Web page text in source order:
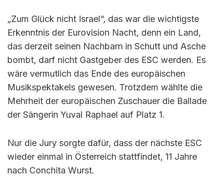
„Zum Glück nicht Israel“, das war die wichtigste
Erkenntnis der Eurovision Nacht, denn ein Land,
das derzeit seinen Nachbarn in Schutt und Asche
bombt, darf nicht Gastgeber des ESC werden. Es
wäre vermutlich das Ende des europäischen
Musikspektakels gewesen. Trotzdem wählte die
Mehrheit der europäischen Zuschauer die Ballade
der Sängerin Yuval Raphael auf Platz 1.
Nur die Jury sorgte dafür, dass der nächste ESC
wieder einmal in Österreich stattfindet, 11 Jahre
nach Conchita Wurst.